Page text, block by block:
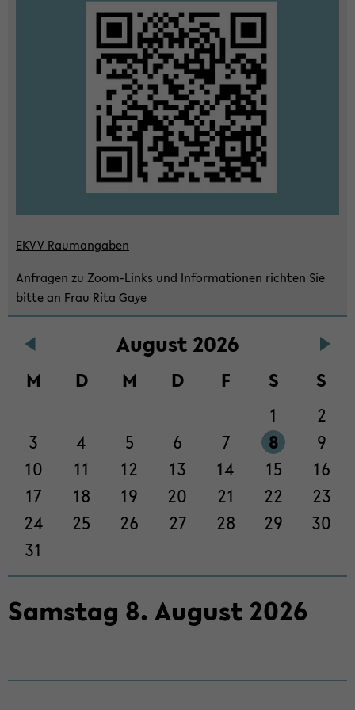
EKVV Raum­an­ga­ben
An­fra­gen zu Zoom-​Links und In­for­ma­tio­nen rich­ten Sie
bitte an Frau Rita Gaye
Au­gust 2026
M D M D F S
S
1
2
3
4 5 6 7 8
9
10
11 12 13 14 15
16
17
18 19 20 21 22
23
24
25 26 27 28 29
30
31
Sams­tag 8. Au­gust2026